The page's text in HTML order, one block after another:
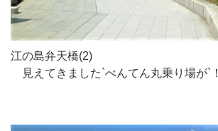
江の島弁天橋(2)
見えてきました`べんてん丸乗り場が`！